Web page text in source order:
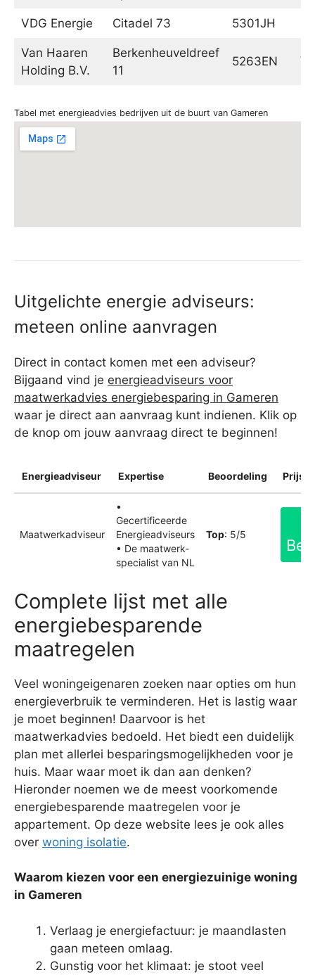
VDG Energie Citadel 73 5301JH
Van Haaren
Holding B.V.
Berkenheuveldreef
11
5263EN
Tabel met energieadvies bedrijven uit de buurt van Gameren
Uitgelichte energie adviseurs:
meteen online aanvragen
Direct in contact komen met een adviseur?
Bijgaand vind je energieadviseurs voor
maatwerkadvies energiebesparing in Gameren
waar je direct aan aanvraag kunt indienen. Klik op
de knop om jouw aanvraag direct te beginnen!
Energieadviseur Expertise Beoordeling
Maatwerkadviseur
•
Gecertificeerde
Energieadviseurs
• De maatwerk-
specialist van NL
Top: 5/5
Complete lijst met alle
energiebesparende
maatregelen
Veel woningeigenaren zoeken naar opties om hun
energieverbruik te verminderen. Het is lastig waar
je moet beginnen! Daarvoor is het
maatwerkadvies bedoeld. Het biedt een duidelijk
plan met allerlei besparingsmogelijkheden voor je
huis. Maar waar moet ik dan aan denken?
Hieronder noemen we de meest voorkomende
energiebesparende maatregelen voor je
appartement. Op deze website lees je ook alles
over woning isolatie.
Waarom kiezen voor een energiezuinige woning
in Gameren
Verlaag je energiefactuur: je maandlasten
gaan meteen omlaag.
Gunstig voor het klimaat: je stoot veel